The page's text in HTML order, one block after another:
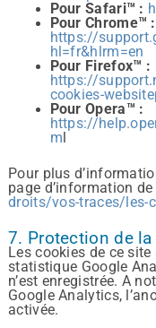
Pour Safari™ :
Pour Chrome™ :
https://
hl=fr&hlrm=en
Pour Firefox™ :
https://
cookies-
Pour Opera™ :
https://
m
Pour plus
page d’information de
droits/vos-traces/les-
7. Protection de la
Les cookies de ce
statistique Google
n’est enregistrée. A
Google Analytics,
activée.